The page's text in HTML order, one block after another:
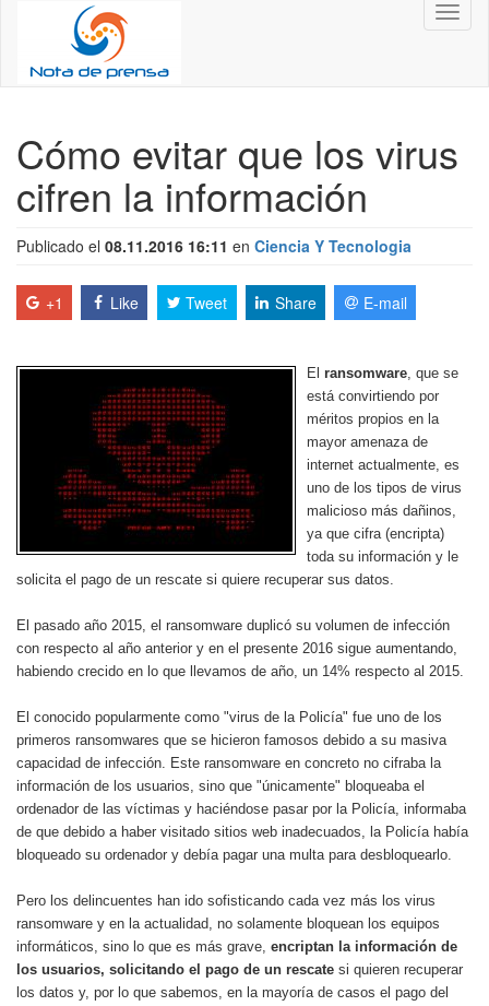
Cómo evitar que los virus
cifren la información
Publicado el 08.11.2016 16:11 en Ciencia Y Tecnologia
+1 Like Tweet Share E-mail
El ransomware , que se
está convirtiendo por
méritos propios en la
mayor amenaza de
internet actualmente, es
uno de los tipos de virus
malicioso más dañinos,
ya que cifra (encripta)
toda su información y le
solicita el pago de un rescate si quiere recuperar sus datos.
El pasado año 2015, el ransomware duplicó su volumen de infección
con respecto al año anterior y en el presente 2016 sigue aumentando,
habiendo crecido en lo que llevamos de año, un 14% respecto al 2015.
El conocido popularmente como "virus de la Policía" fue uno de los
primeros ransomwares que se hicieron famosos debido a su masiva
capacidad de infección. Este ransomware en concreto no cifraba la
información de los usuarios, sino que "únicamente" bloqueaba el
ordenador de las víctimas y haciéndose pasar por la Policía, informaba
de que debido a haber visitado sitios web inadecuados, la Policía había
bloqueado su ordenador y debía pagar una multa para desbloquearlo.
Pero los delincuentes han ido sofisticando cada vez más los virus
ransomware y en la actualidad, no solamente bloquean los equipos
informáticos, sino lo que es más grave, encriptan la información de
los usuarios, solicitando el pago de un rescate si quieren recuperar
los datos y, por lo que sabemos, en la mayoría de casos el pago del